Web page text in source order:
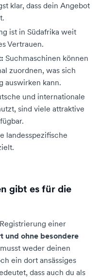
klar, dass dein Angebot
ist in Südafrika weit
Vertrauen.
Suchmaschinen können
zuordnen, was sich
auswirken kann.
und internationale
sind viele attraktive
landesspezifische
gibt es für die
einer
und ohne besondere
weder deinen
ein dort ansässiges
dass auch du als